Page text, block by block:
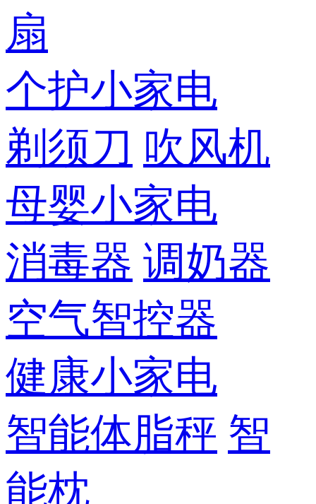
扇
个护小家电
剃须刀 吹风机
母婴小家电
消毒器 调奶器
空气智控器
健康小家电
智能体脂秤 智
能枕